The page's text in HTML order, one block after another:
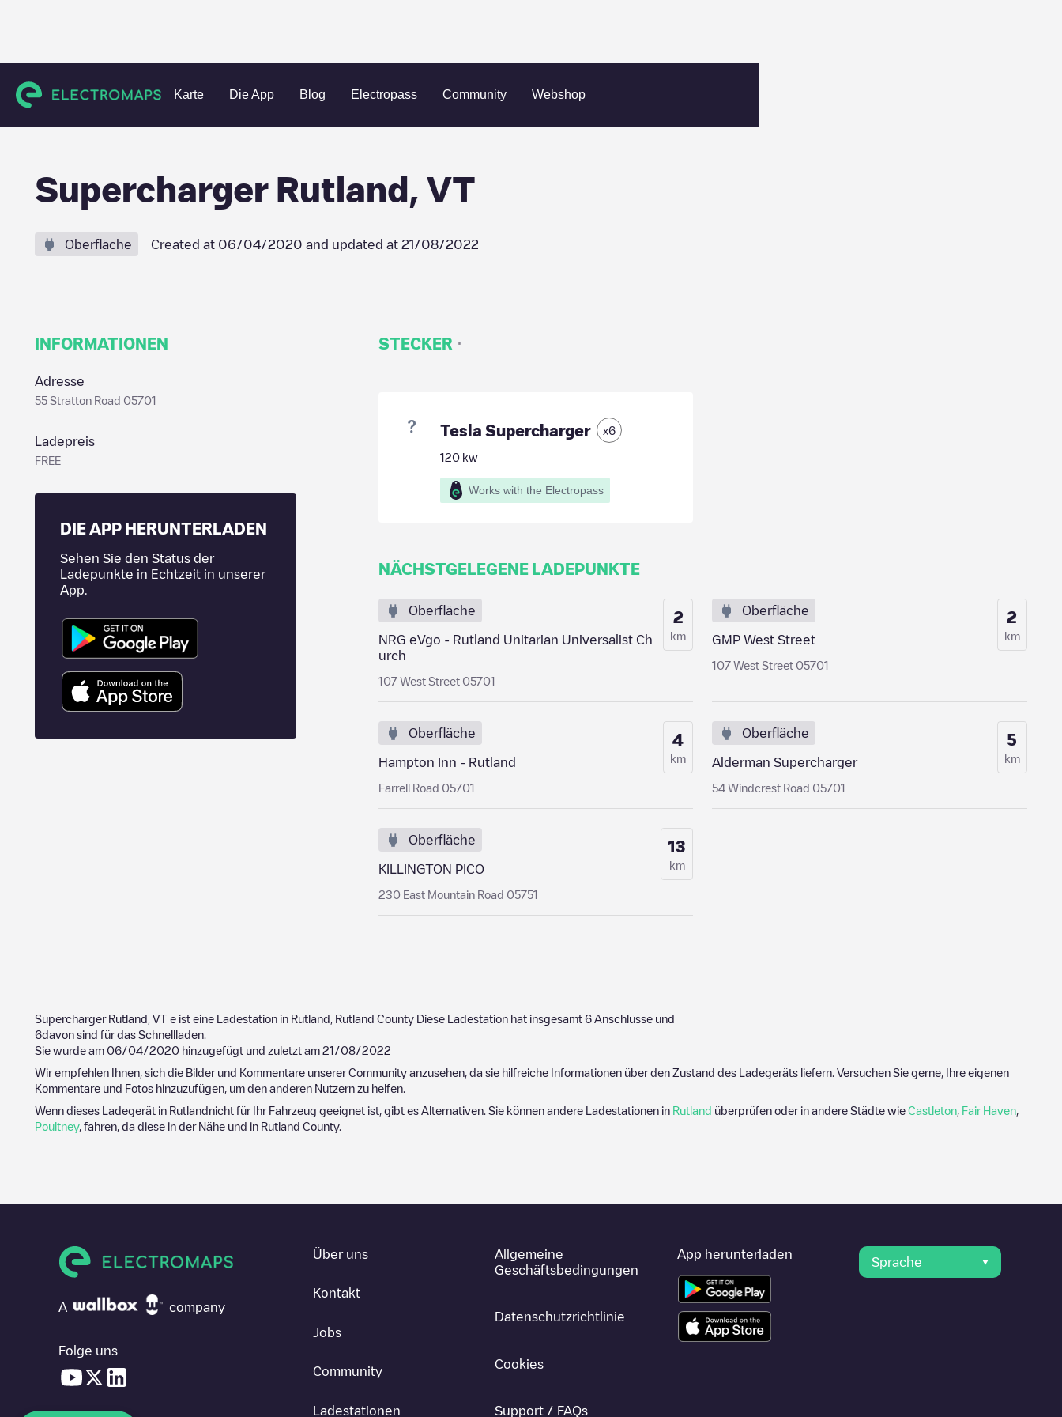
Karte Die App Blog Electropass Community Webshop
Charging stations Vereinigte Staaten Rutland County Rutland Supercharger Rutland, VT
Supercharger Rutland, VT
Oberfläche Created at 06/04/2020 and updated at 21/08/2022
INFORMATIONEN
Adresse
55 Stratton Road 05701
Ladepreis
FREE
DIE APP HERUNTERLADEN
Sehen Sie den Status der
Ladepunkte in Echtzeit in unserer
App.
STECKER ·
Tesla Supercharger x6
120kw
Works with the Electropass
NÄCHSTGELEGENE LADEPUNKTE
Oberfläche
NRG eVgo - Rutland Unitarian Universalist Ch
urch
107 West Street 05701
2
km
Oberfläche
GMP West Street
107 West Street 05701
2
km
Oberfläche
Hampton Inn - Rutland
Farrell Road 05701
4
km
Oberfläche
Alderman Supercharger
54 Windcrest Road 05701
5
km
Oberfläche
KILLINGTON PICO
230 East Mountain Road 05751
13
km
Supercharger Rutland, VT e ist eine Ladestation in Rutland Rutland County Diese Ladestation hat insgesamt 6 Anschlüsse und
6davon sind für das Schnellladen.
Sie wurde am 06/04/2020 hinzugefügt und zuletzt am 21/08/2022
Wir empfehlen Ihnen, sich die Bilder und Kommentare unserer Community anzusehen, da sie hilfreiche Informationen über den Zustand des Ladegeräts liefern. Versuchen Sie gerne, Ihre eigenen
Kommentare und Fotos hinzuzufügen, um den anderen Nutzern zu helfen.
Wenn dieses Ladegerät in Rutland nicht für Ihr Fahrzeug geeignet ist, gibt es Alternativen. Sie können andere Ladestationen in Rutland überprüfen oder in andere Städte wie Castleton Fair Haven
Poultney, fahren, da diese in der Nähe und in Rutland County.
A company
Folge uns
Über uns
Kontakt
Jobs
Community
Ladestationen
Allgemeine
Geschäftsbedingungen
Datenschutzrichtlinie
Cookies
Support / FAQs
App herunterladen
Sprache